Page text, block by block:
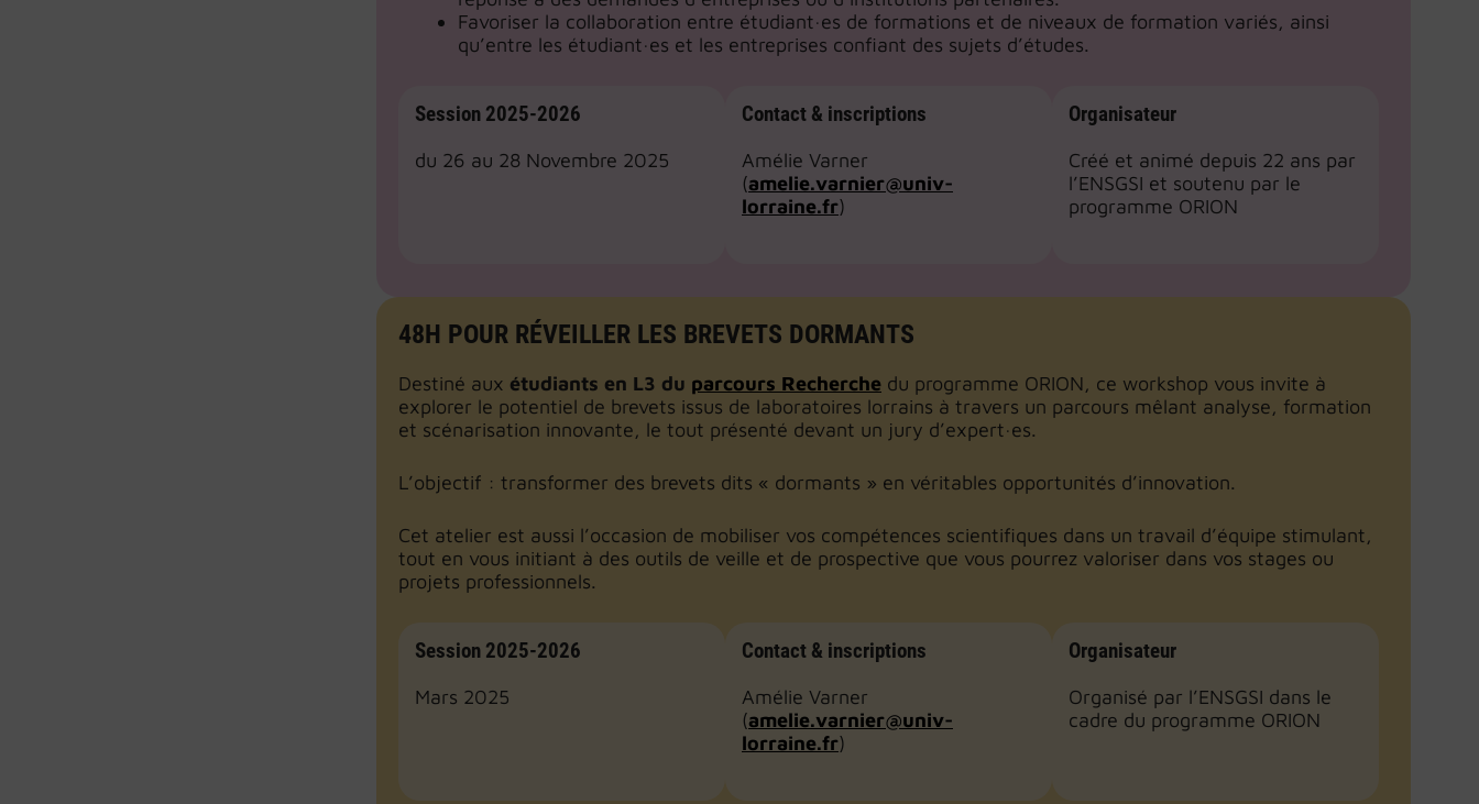
Favoriser la collaboration entre étudiant·es de formations et de niveaux de formation variés, ainsi
qu’entre les étudiant·es et les entreprises confiant des sujets d’études.
Session 2025-2026
du 26 au 28 Novembre 2025
Contact & inscriptions
Amélie Varner
(amelie.varnier@univ-
lorraine.fr)
Organisateur
Créé et animé depuis 22 ans par
l’ENSGSI et soutenu par le
programme ORION
48H POUR RÉVEILLER LES BREVETS DORMANTS
Destiné aux étudiants en L3 du parcours Recherche du programme ORION, ce workshop vous invite à
explorer le potentiel de brevets issus de laboratoires lorrains à travers un parcours mêlant analyse, formation
et scénarisation innovante, le tout présenté devant un jury d’expert·es.
L’objectif : transformer des brevets dits « dormants » en véritables opportunités d’innovation.
Cet atelier est aussi l’occasion de mobiliser vos compétences scientifiques dans un travail d’équipe stimulant,
tout en vous initiant à des outils de veille et de prospective que vous pourrez valoriser dans vos stages ou
projets professionnels.
Session 2025-2026
Mars 2025
Contact & inscriptions
Amélie Varner
(amelie.varnier@univ-
lorraine.fr)
Organisateur
Organisé par l’ENSGSI dans le
cadre du programme ORION